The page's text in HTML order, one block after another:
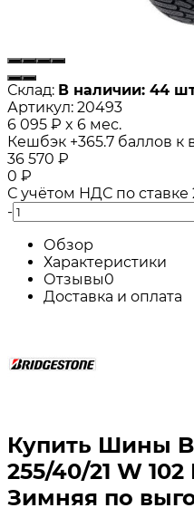
Склад: В наличии: 44
Артикул: 20493
6 095 ₽ x 6 мес.
Кешбэк +365.7 баллов к
36 570 ₽
0 ₽
С учётом НДС по ставке
-
Обзор
Характеристики
Отзывы0
Доставка и оплата
Купить Шины
255/40/21 W
Зимняя по